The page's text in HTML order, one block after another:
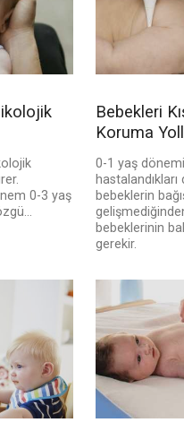
0-3 yaş
Bebekleri
Koruma
0-1 yaş
bebeklerin
bebeklerinin
gerekir.